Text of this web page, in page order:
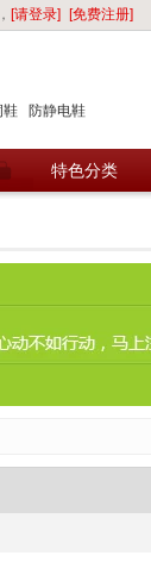
[请登录] [免费注册]
鞋 防静电鞋
特色分类